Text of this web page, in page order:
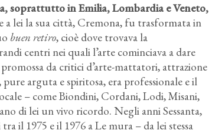
soprattutto in Emilia, Lombardia e Veneto,
a lei la sua città, Cremona, fu trasformata in
buen retiro, cioè dove trovava la
centri nei quali l’arte cominciava a dare
da critici d’arte-mattatori, attrazione
arguta e spiritosa, era professionale e il
– come Biondini, Cordani, Lodi, Misani,
di lei un vivo ricordo. Negli anni Sessanta,
il 1975 e il 1976 a Le mura – da lei stessa